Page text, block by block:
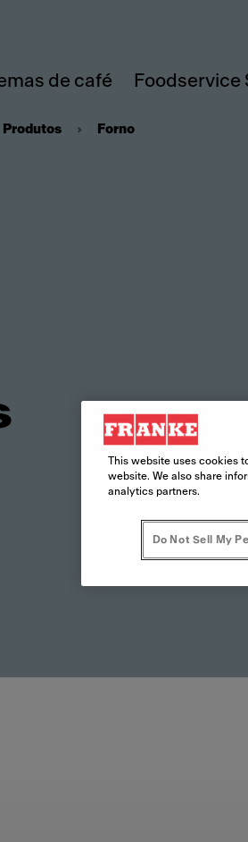
de café Foodservice
Produtos Forno
This website uses cookies
website. We also share
analytics partners.
Do Not Sell My